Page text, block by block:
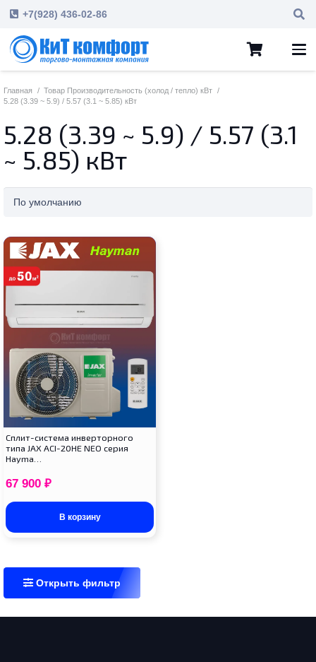
+7(928) 436-02-86
Главная / Товар Производительность (холод / тепло) кВт /
5.28 (3.39 ~ 5.9) / 5.57 (3.1 ~ 5.85) кВт
5.28 (3.39 ~ 5.9) / 5.57 (3.1
~ 5.85) кВт
Сплит-система инверторного
типа JAX ACI-20HE NEO серия
Hayma…
67 900 ₽
В корзину
Открыть фильтр